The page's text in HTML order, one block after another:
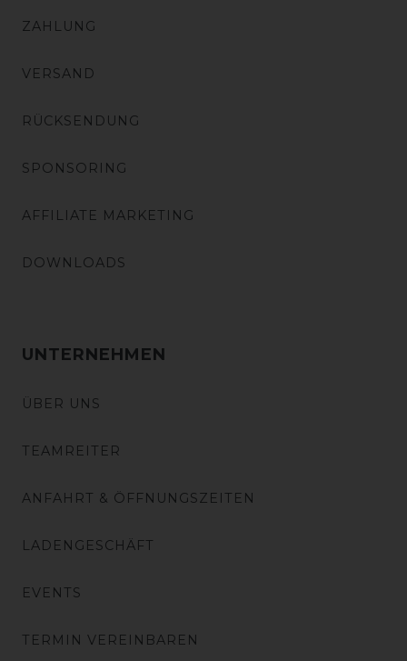
ZAHLUNG
VERSAND
RÜCKSENDUNG
SPONSORING
AFFILIATE MARKETING
DOWNLOADS
UNTERNEHMEN
ÜBER UNS
TEAMREITER
ANFAHRT & ÖFFNUNGSZEITEN
LADENGESCHÄFT
EVENTS
TERMIN VEREINBAREN